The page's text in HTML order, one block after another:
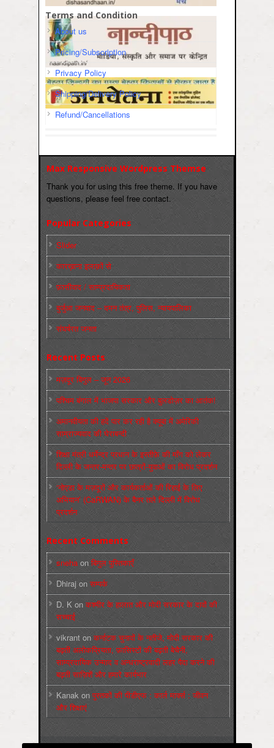
Terms and Condition
About us
Pricing/Subscription
Privacy Policy
Shipping/Delivery Policy
Refund/Cancellations
Max Responsive Wordpress Themse
Thank you for using this free theme. If you have
questions, please feel free contact.
Popular Categories
Slider
कारख़ाना इलाक़ों से
फ़ासीवाद / साम्‍प्रदायिकता
बुर्जुआ जनवाद – दमन तंत्र, पुलिस, न्‍यायपालिका
संघर्षरत जनता
Recent Posts
मज़दूर बिगुल – जून 2026
पश्चिम बंगाल में भाजपा सरकार और बुलडोज़र का आतंक!
अमानवीयता की हदें पार कर रही है क्यूबा में अमेरिकी
साम्राज्यवाद की घेराबन्दी
शिक्षा मंत्री धर्मेन्द्र प्रधान के इस्तीफ़े की माँग को लेकर
दिल्ली के जन्तर-मन्तर पर छात्रों-युवाओं का विरोध प्रदर्शन
‘नोएडा के मज़दूरों और कार्यकर्ताओं की रिहाई के लिए
अभियान’ (CaRWAN) के बैनर तले दिल्ली में विरोध
प्रदर्शन
Recent Comments
sneha on बिगुल पुस्तिकाएँ
Dhiraj on सम्पर्क
D. K on कश्मीर के हालात और मोदी सरकार के दावों की
सच्चाई
vikrant onकर्नाटक चुनावों के नतीजे, मोदी सरकार की
बढ़ती अलोकप्रियता, फ़ासिस्टों की बढ़ती बेचैनी,
साम्प्रदायिक उन्माद व अन्धराष्ट्रवादी लहर पैदा करने की
बढ़ती साज़िशें और हमारे कार्यभार
Kanak onपुस्‍तकों की पीडीएफ : कार्ल मार्क्‍स : जीवन
और शिक्षाएं